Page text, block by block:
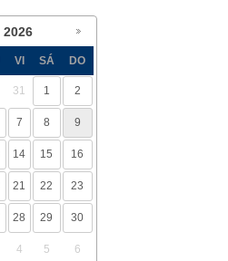
2026
VI SÁ DO
31 1 2
7 8 9
14 15 16
21 22 23
28 29 30
4 5 6